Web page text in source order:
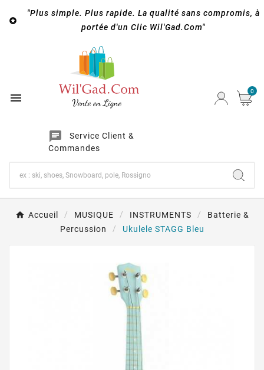

"Plus simple. Plus rapide. La qualité sans compromis, à
portée d'un Clic Wil'Gad.Com"

chat
Service Client &
Commandes
0
Accueil MUSIQUE INSTRUMENTS
Batterie &
Percussion
Ukulele STAGG Bleu